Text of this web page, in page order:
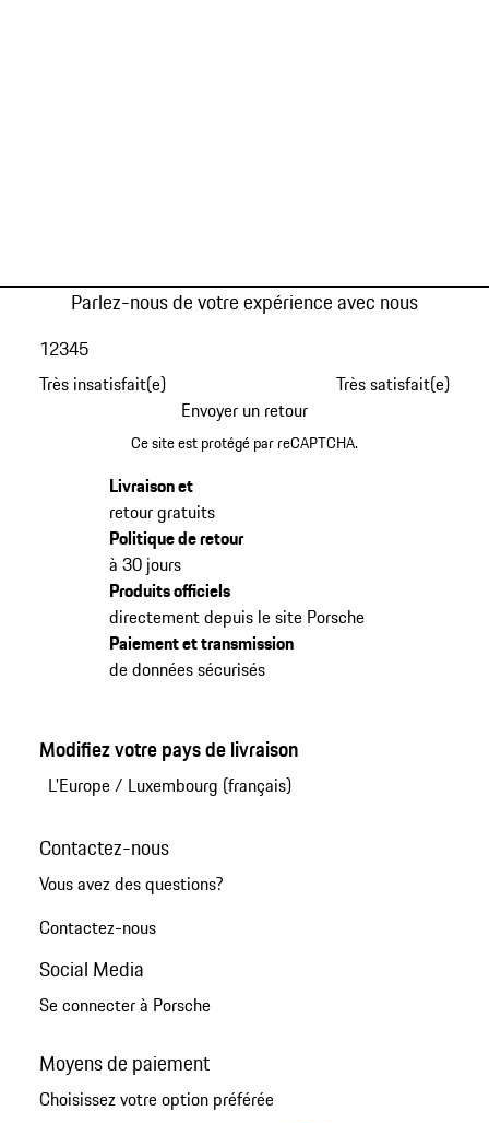
Parlez-nous de votre expérience avec nous
Très insatisfait(e)
12345
Très satisfait(e)
Envoyer un retour
Ce site est protégé par reCAPTCHA.
Livraison et
retour gratuits
Politique de retour
à 30 jours
Produits officiels
directement depuis le site Porsche
Paiement et transmission
de données sécurisés
Modifiez votre pays de livraison
L'Europe/ Luxembourg (français)
Contactez-nous
Vous avez des questions?
Contactez-nous
Social Media
Se connecter à Porsche
Moyens de paiement
Choisissez votre option préférée